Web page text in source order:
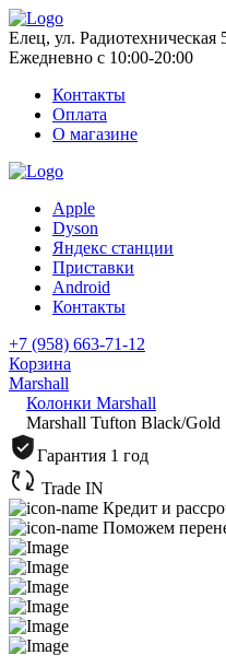
Елец, ул. Радиотехническая
Ежедневно с 10:00-20:00
Контакты
Оплата
О магазине
Apple
Dyson
Яндекс станции
Приставки
Android
Контакты
+7 (958) 663-71-12
Корзина
Marshall
Колонки Marshall
Marshall Tufton Black/Gold
Гарантия 1 год
Trade IN
Кредит и
Поможем